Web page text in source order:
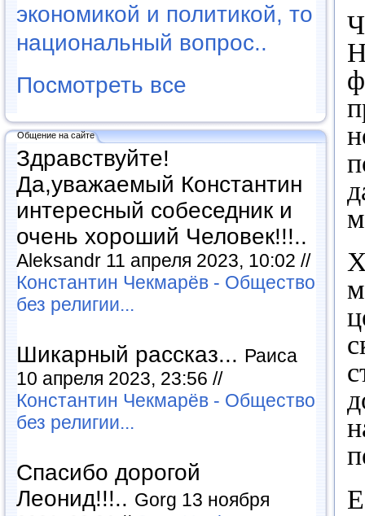
экономикой и политикой, то
национальный вопрос..
Посмотреть все
Общение на сайте
Здравствуйте!
Да,уважаемый Константин
интересный собеседник и
очень хороший Человек!!!..
Aleksandr 11 апреля 2023, 10:02 //
Константин Чекмарёв - Общество
без религии...
Шикарный рассказ... Раиса
10 апреля 2023, 23:56 //
Константин Чекмарёв - Общество
без религии...
Спасибо дорогой
Леонид!!!.. Gorg 13 ноября